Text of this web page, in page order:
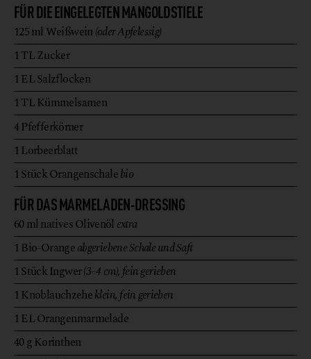
FÜR DIE EINGELEGTEN MANGOLDSTIELE
125ml Weißwein(oder Apfelessig)
1 TLZucker
1 ELSalzflocken
1 TLKümmelsamen
4Pfefferkörner
1 Lorbeerblatt
1 StückOrangenschalebio
FÜR DAS MARMELADEN-DRESSING
60mlnatives Olivenöl extra
1 Bio-Orangeabgeriebene Schale und Saft
1 StückIngwer(3–4 cm), fein gerieben
1 Knoblauchzeheklein, fein gerieben
1 ELOrangenmarmelade
40gKorinthen